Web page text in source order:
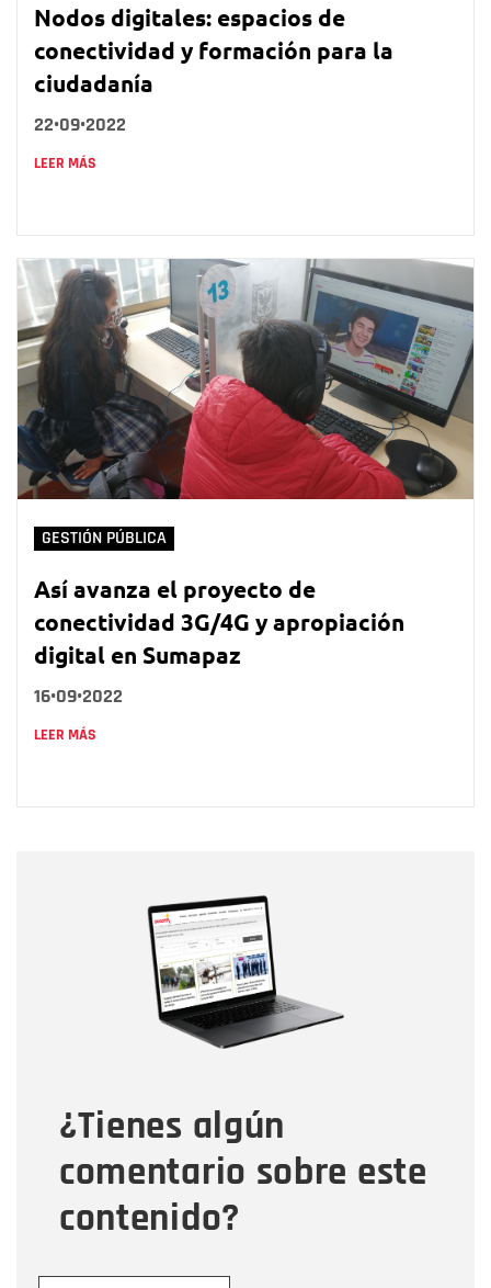
Nodos digitales: espacios de
conectividad y formación para la
ciudadanía
22•09•2022
LEER MÁS
GESTIÓN PÚBLICA
Así avanza el proyecto de
conectividad 3G/4G y apropiación
digital en Sumapaz
16•09•2022
LEER MÁS
¿Tienes algún
comentario sobre este
contenido?
Correo electrónico
Tipo de comentario
Mensaje